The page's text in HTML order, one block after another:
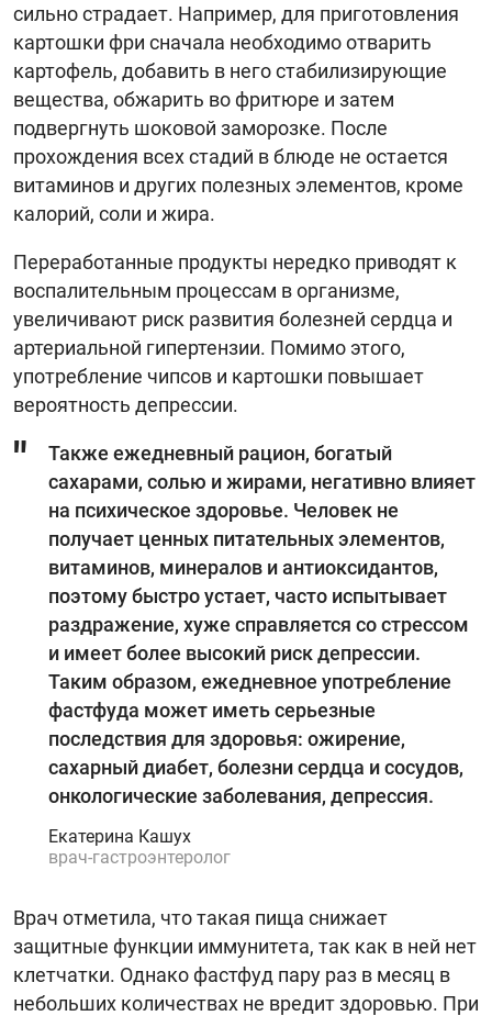
сильно страдает. Например, для приготовления
картошки фри сначала необходимо отварить
картофель, добавить в него стабилизирующие
вещества, обжарить во фритюре и затем
подвергнуть шоковой заморозке. После
прохождения всех стадий в блюде не остается
витаминов и других полезных элементов, кроме
калорий, соли и жира.
Переработанные продукты нередко приводят к
воспалительным процессам в организме,
увеличивают риск развития болезней сердца и
артериальной гипертензии. Помимо этого,
употребление чипсов и картошки повышает
вероятность депрессии.
Также ежедневный рацион, богатый
сахарами, солью и жирами, негативно влияет
на психическое здоровье. Человек не
получает ценных питательных элементов,
витаминов, минералов и антиоксидантов,
поэтому быстро устает, часто испытывает
раздражение, хуже справляется со стрессом
и имеет более высокий риск депрессии.
Таким образом, ежедневное употребление
фастфуда может иметь серьезные
последствия для здоровья: ожирение,
сахарный диабет, болезни сердца и сосудов,
онкологические заболевания, депрессия.
Екатерина Кашух
врач-гастроэнтеролог
Врач отметила, что такая пища снижает
защитные функции иммунитета, так как в ней нет
клетчатки. Однако фастфуд пару раз в месяц в
небольших количествах не вредит здоровью. При